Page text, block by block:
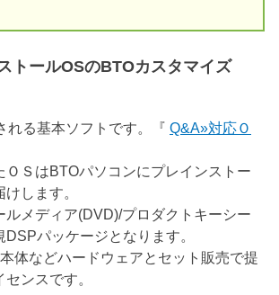
トールOSのBTOカスタマイズ
れる基本ソフトです。『 Q&A»対応Ｏ
ＯＳはBTOパソコンにプレインストー
します。
ルメディア(DVD)/プロダクトキーシー
パッケージとなります。
体などハードウェアとセット販売で提
ンスです。